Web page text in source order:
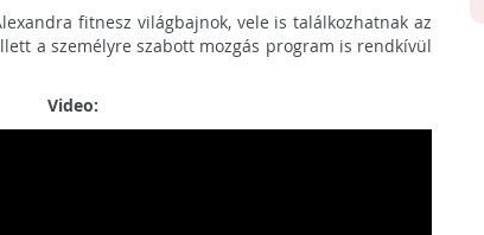
fitnesz világbajnok, vele is találkozhatnak az
a személyre szabott mozgás program is rendkívül
Video: